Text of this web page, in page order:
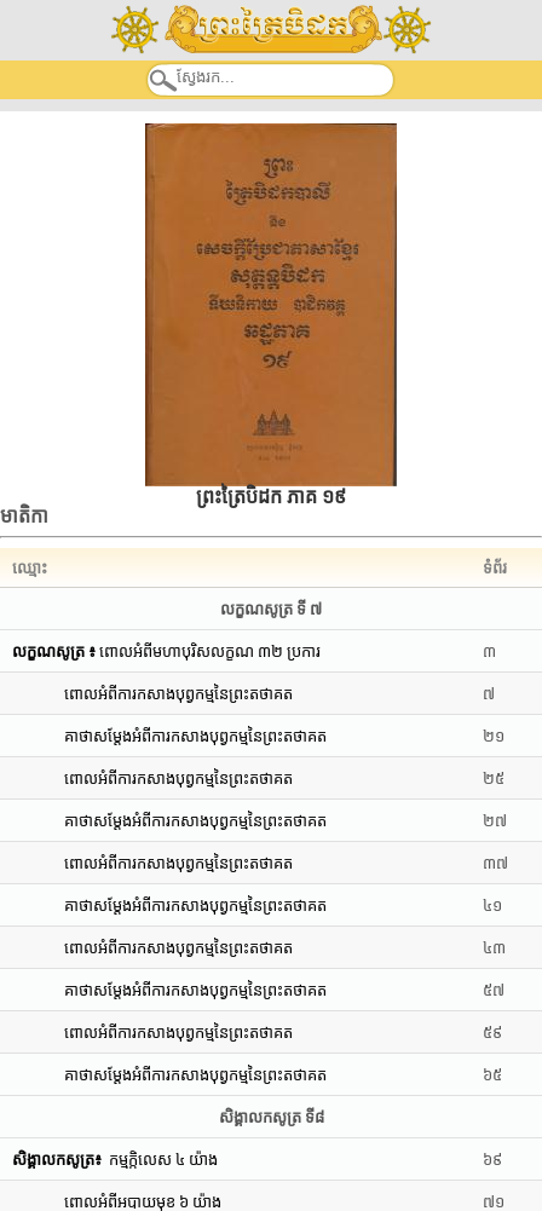
ព្រះត្រៃបិដក ភាគ ១៩
មាតិកា
ឈ្មោះ ទំព័រ
លក្ខណសូត្រ ទី ៧
លក្ខណសូត្រ ៖ ពោលអំពីមហាបុរិសលក្ខណ ៣២ ប្រការ ៣
ពោលអំពីការកសាងបុព្វកម្មនៃព្រះតថាគត ៧
គាថាសម្តែងអំពីការកសាងបុព្វកម្មនៃព្រះតថាគត ២១
ពោលអំពីការកសាងបុព្វកម្មនៃព្រះតថាគត ២៥
គាថាសម្តែងអំពីការកសាងបុព្វកម្មនៃព្រះតថាគត ២៧
ពោលអំពីការកសាងបុព្វកម្មនៃព្រះតថាគត ៣៧
គាថាសម្តែងអំពីការកសាងបុព្វកម្មនៃព្រះតថាគត ៤១
ពោលអំពីការកសាងបុព្វកម្មនៃព្រះតថាគត ៤៣
គាថាសម្តែងអំពីការកសាងបុព្វកម្មនៃព្រះតថាគត ៥៧
ពោលអំពីការកសាងបុព្វកម្មនៃព្រះតថាគត ៥៩
គាថាសម្តែងអំពីការកសាងបុព្វកម្មនៃព្រះតថាគត ៦៥
សិង្គាលកសូត្រ ទី៨
សិង្គាលកសូត្រ៖ កម្មក្កិលេស ៤ យ៉ាង ៦៩
ពោលអំពីអបាយមុខ ៦ យ៉ាង ៧១